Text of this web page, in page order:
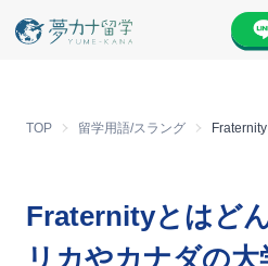
TOP 留学用語/スラング
Fraternityとはど
リカやカナダの